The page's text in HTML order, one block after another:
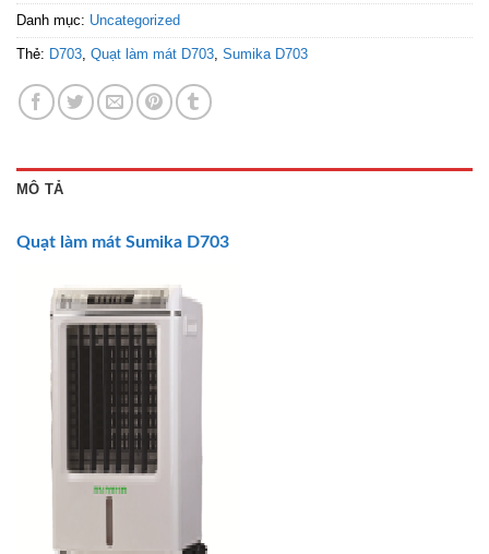
Danh mục: Uncategorized
Thẻ: D703 Quạt làm mát D703 Sumika D703
MÔ TẢ
Quạt làm mát Sumika D703